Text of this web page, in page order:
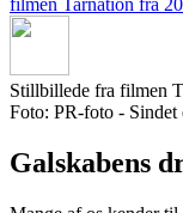
Stillbillede fra filmen
Foto: PR-foto - Sindet
Galskabens